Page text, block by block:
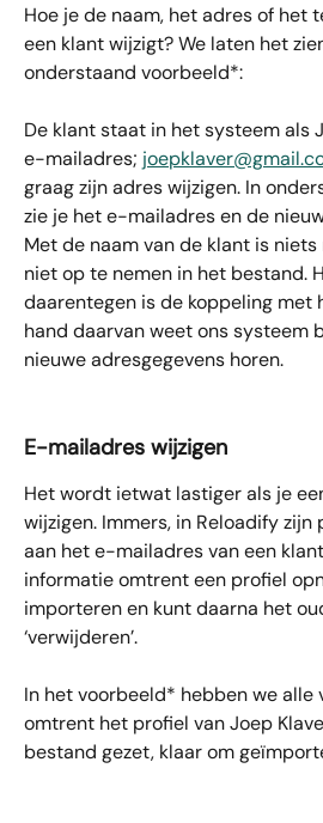
Hoe je de naam, het adres of het
een klant wijzigt? We laten het
onderstaand voorbeeld*:
De klant staat in het systeem als
e-mailadres;
graag zijn adres wijzigen. In
zie je het e-mailadres en de
Met de naam van de klant is
niet op te nemen in het bestand.
daarentegen is de koppeling met
hand daarvan weet ons systeem
nieuwe adresgegevens horen.
E-mailadres wijzigen
Het wordt ietwat lastiger als je
wijzigen. Immers, in Reloadify
aan het e-mailadres van een
informatie omtrent een profiel
importeren en kunt daarna het
‘verwijderen’.
In het voorbeeld* hebben we alle
omtrent het profiel van Joep
bestand gezet, klaar om